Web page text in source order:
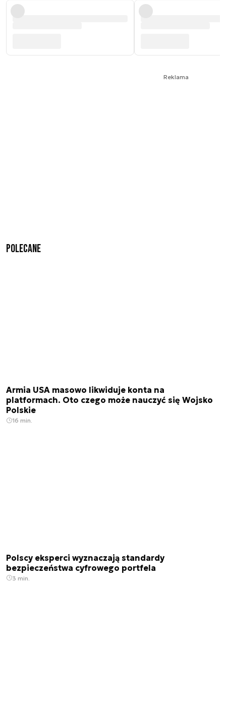
Reklama
Polecane
Armia USA masowo likwiduje konta na
platformach. Oto czego może nauczyć się Wojsko
Polskie
16 min.
Polscy eksperci wyznaczają standardy
bezpieczeństwa cyfrowego portfela
3 min.